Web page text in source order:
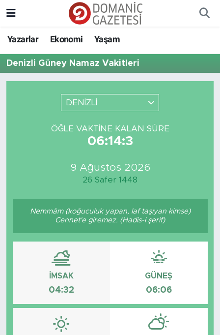
Yazarlar Ekonomi Yaşam
Denizli Güney Namaz Vakitleri
DENİZLİ
ÖĞLE VAKTINE KALAN SÜRE
06:14:3
9 Ağustos 2026
26 Safer 1448
Nemmâm (koğuculuk yapan, laf taşıyan kimse)
Cennet'e giremez. (Hadis-i şerif)
İMSAK
04:32
GÜNEŞ
06:06